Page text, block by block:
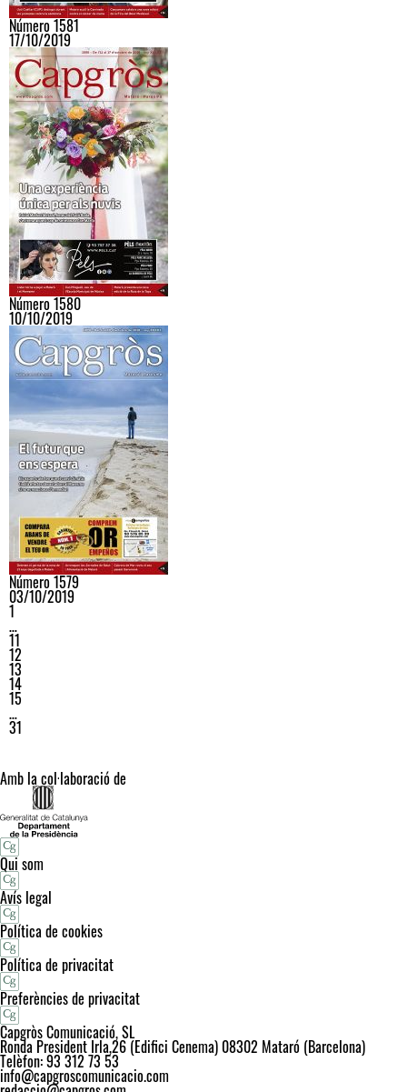
Número 1581
17/10/2019
Número 1580
10/10/2019
Número 1579
03/10/2019
1
…
11
12
13
14
15
…
31
Amb la col·laboració de
Qui som
Avís legal
Política de cookies
Política de privacitat
Preferències de privacitat
Capgròs Comunicació, SL
Ronda President Irla,26 (Edifici Cenema) 08302 Mataró (Barcelona)
Telèfon: 93 312 73 53
info@capgroscomunicacio.com